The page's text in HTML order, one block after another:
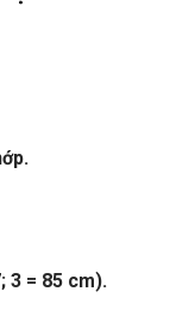
3 = 85 cm).